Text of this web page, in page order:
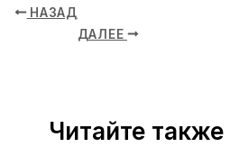
НАЗАД
ДАЛЕЕ
Читайте также